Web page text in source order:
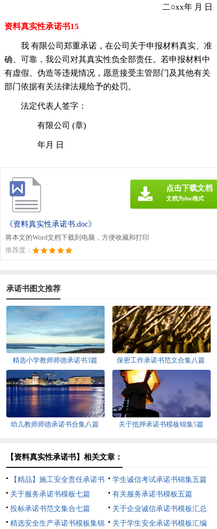
二○xx年 月 日
资料真实性承诺书15
我 有限公司郑重承诺，在公司关于申报材料真实、准
确、可靠，我公司对其真实性负全部责任。若申报材料中
有虚假、伪造等违规情况，愿意接受主管部门及其他有关
部门依据有关法律法规给予的处罚。
法定代表人签字：
有限公司 (章)
年月 日
《资料真实性承诺书.doc》
将本文的Word文档下载到电脑，方便收藏和打印
推荐度：
点击下载文档
文档为doc格式
承诺书图文推荐
精选小学教师师德承诺书3篇 保密工作承诺书范文合集八篇
幼儿教师师德承诺书合集八篇 关于抵押承诺书模板锦集5篇
【资料真实性承诺书】相关文章：
【精品】施工安全责任承诺书
四篇
学生诚信考试承诺书锦集五篇
关于服务承诺书模板七篇
有关服务承诺书模板五篇
投标承诺书范文集合七篇
关于企业诚信承诺书模板汇总
7篇
精选安全生产承诺书模板集锦 关于学生安全承诺书模板汇编